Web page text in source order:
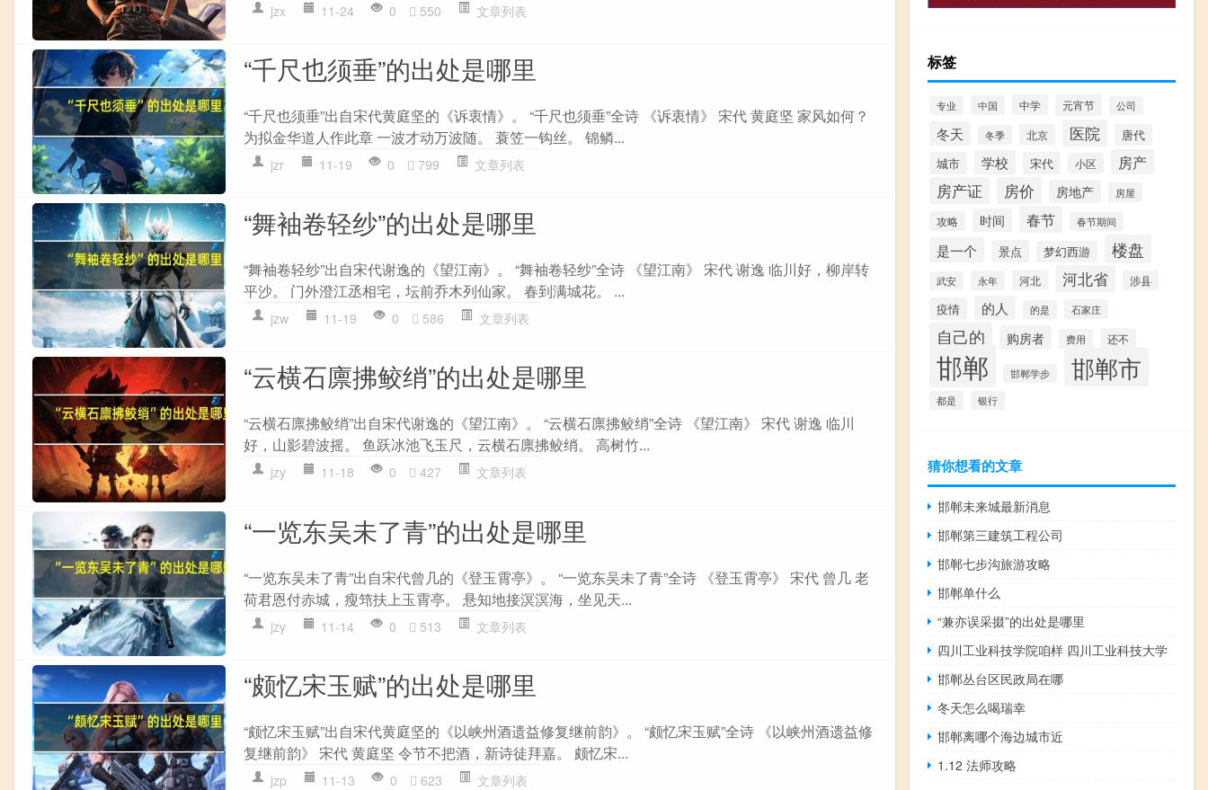
jzx 11-24 0 550 文章列表
“千尺也须垂”的出处是哪里
“千尺也须垂”出自宋代黄庭坚的《诉衷情》。 “千尺也须垂”全诗 《诉衷情》 宋代 黄庭坚 家风如何？
为拟金华道人作此章 一波才动万波随。 蓑笠一钩丝。 锦鳞...
jzr 11-19 0 799 文章列表
“舞袖卷轻纱”的出处是哪里
“舞袖卷轻纱”出自宋代谢逸的《望江南》。 “舞袖卷轻纱”全诗 《望江南》 宋代 谢逸 临川好，柳岸转
平沙。 门外澄江丞相宅，坛前乔木列仙家。 春到满城花。 ...
jzw 11-19 0 586 文章列表
“云横石廪拂鲛绡”的出处是哪里
“云横石廪拂鲛绡”出自宋代谢逸的《望江南》。 “云横石廪拂鲛绡”全诗 《望江南》 宋代 谢逸 临川
好，山影碧波摇。 鱼跃冰池飞玉尺，云横石廪拂鲛绡。 高树竹...
jzy 11-18 0 427 文章列表
“一览东吴未了青”的出处是哪里
“一览东吴未了青”出自宋代曾几的《登玉霄亭》。 “一览东吴未了青”全诗 《登玉霄亭》 宋代 曾几 老
荷君恩付赤城，瘦筇扶上玉霄亭。 悬知地接溟溟海，坐见天...
jzy 11-14 0 513 文章列表
“颇忆宋玉赋”的出处是哪里
“颇忆宋玉赋”出自宋代黄庭坚的《以峡州酒遗益修复继前韵》。 “颇忆宋玉赋”全诗 《以峡州酒遗益修
复继前韵》 宋代 黄庭坚 令节不把酒，新诗徒拜嘉。 颇忆宋...
jzp 11-13 0 623 文章列表
标签
专业 中国 中学 元宵节 公司
冬天 冬季 北京 医院 唐代
城市 学校 宋代 小区 房产
房产证 房价 房地产
房屋
攻略
时间 春节 春节期间
是一个 景点 梦幻西游 楼盘
武安 永年 河北 河北省 涉县
疫情 的人 的是 石家庄
自己的 购房者 费用 还不
邯郸 邯郸学步 邯郸市
都是 银行
猜你想看的文章
邯郸未来城最新消息
邯郸第三建筑工程公司
邯郸七步沟旅游攻略
邯郸单什么
“兼亦误采掇”的出处是哪里
四川工业科技学院咱样 四川工业科技大学
邯郸丛台区民政局在哪
冬天怎么喝瑞幸
邯郸离哪个海边城市近
1.12 法师攻略